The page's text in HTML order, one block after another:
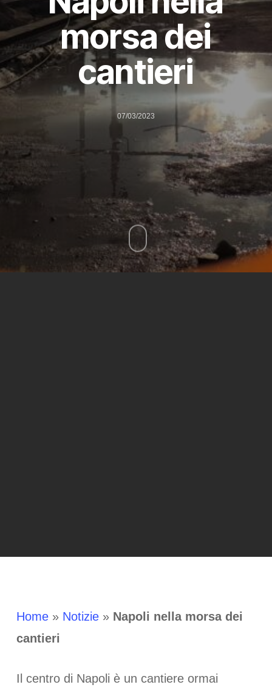
morsa dei
cantieri
07/03/2023
Home» Notizie» Napoli nella morsa dei
cantieri
Il centro di Napoli è un cantiere ormai